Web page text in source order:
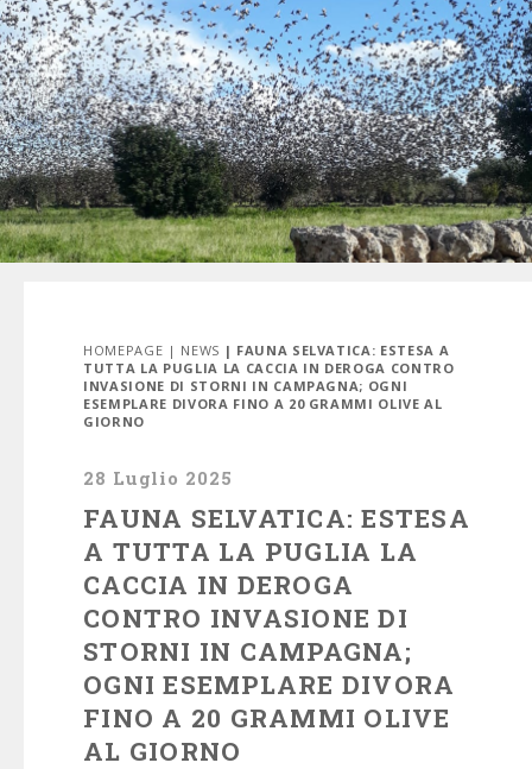
HOMEPAGE | NEWS | FAUNA SELVATICA: ESTESA A
TUTTA LA PUGLIA LA CACCIA IN DEROGA CONTRO
INVASIONE DI STORNI IN CAMPAGNA; OGNI
ESEMPLARE DIVORA FINO A 20 GRAMMI OLIVE AL
GIORNO
28 Luglio 2025
FAUNA SELVATICA: ESTESA
A TUTTA LA PUGLIA LA
CACCIA IN DEROGA
CONTRO INVASIONE DI
STORNI IN CAMPAGNA;
OGNI ESEMPLARE DIVORA
FINO A 20 GRAMMI OLIVE
AL GIORNO